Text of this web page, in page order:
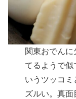
関東おでん
てるようで似
いうツッコミ
ズルい。真